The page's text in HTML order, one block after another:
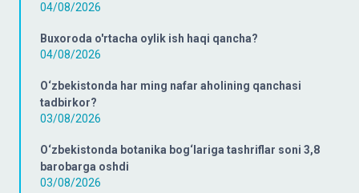
04/08/2026
Buxoroda o'rtacha oylik ish haqi qancha?
04/08/2026
O‘zbekistonda har ming nafar aholining qanchasi
tadbirkor?
03/08/2026
O‘zbekistonda botanika bog‘lariga tashriflar soni 3,8
barobarga oshdi
03/08/2026